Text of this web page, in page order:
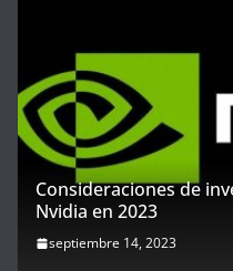
Consideraciones de
Nvidia en 2023
septiembre 14, 2023